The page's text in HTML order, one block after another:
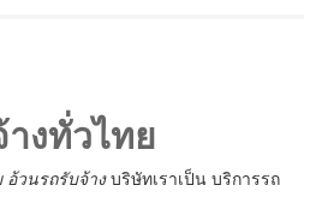
งทั่วไทย
อ้วนรถรับจ้างบริษัทเราเป็น บริการรถ